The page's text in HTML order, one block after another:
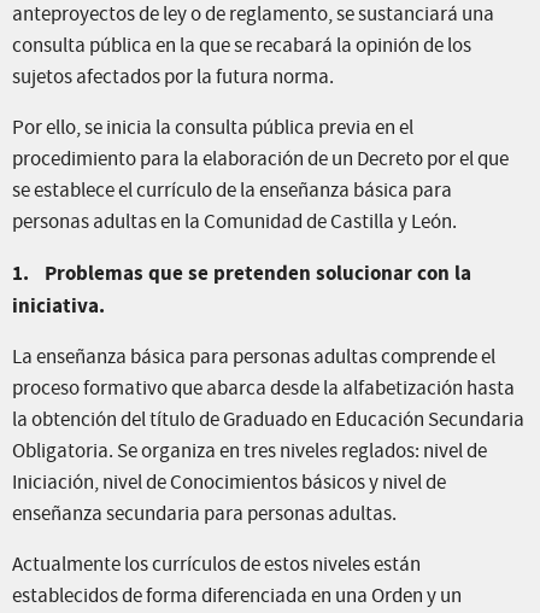
anteproyectos de ley o de reglamento, se sustanciará una
consulta pública en la que se recabará la opinión de los
sujetos afectados por la futura norma.
Por ello, se inicia la consulta pública previa en el
procedimiento para la elaboración de un Decreto por el que
se establece el currículo de la enseñanza básica para
personas adultas en la Comunidad de Castilla y León.
1.
Problemas que se pretenden solucionar con la
iniciativa.
La enseñanza básica para personas adultas comprende el
proceso formativo que abarca desde la alfabetización hasta
la obtención del título de Graduado en Educación Secundaria
Obligatoria. Se organiza en tres niveles reglados: nivel de
Iniciación, nivel de Conocimientos básicos y nivel de
enseñanza secundaria para personas adultas.
Actualmente los currículos de estos niveles están
establecidos de forma diferenciada en una Orden y un